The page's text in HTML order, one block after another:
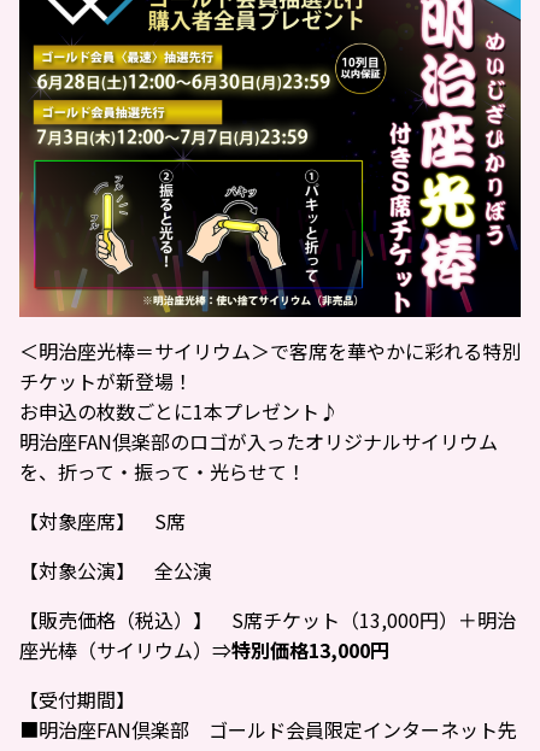
＜明治座光棒＝サイリウム＞で客席を華やかに彩れる特別
チケットが新登場！
お申込の枚数ごとに1本プレゼント♪
明治座FAN倶楽部のロゴが入ったオリジナルサイリウム
を、折って・振って・光らせて！
【対象座席】 S席
【対象公演】 全公演
【販売価格（税込）】 S席チケット（13,000円）＋明治
座光棒（サイリウム）⇒特別価格13,000円
【受付期間】
■明治座FAN倶楽部 ゴールド会員限定インターネット先